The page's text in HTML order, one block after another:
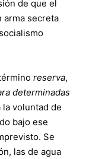
de que el
arma secreta
reserva,
determinadas
voluntad de
bajo ese
Se
las de agua